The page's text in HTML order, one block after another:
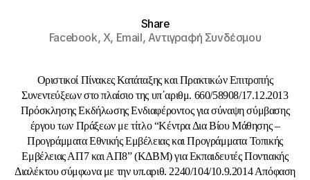
Share
Facebook,X, Email,Αντιγραφή Συνδέσμου
Οριστικοί Πίνακες Κατάταξης και Πρακτικών Επιτροπής
Συνεντεύξεων στο πλαίσιο της υπ΄αριθμ. 660/58908/17.12.2013
Πρόσκλησης Εκδήλωσης Ενδιαφέροντος για σύναψη σύμβασης
έργου των Πράξεων με τίτλο “Κέντρα Δια Βίου Μάθησης –
Προγράμματα Εθνικής Εμβέλειας και Προγράμματα Τοπικής
Εμβέλειας ΑΠ7 και ΑΠ8” (ΚΔΒΜ) για Εκπαιδευτές Ποντιακής
Διαλέκτου σύμφωνα με την υπ.αριθ. 2240/104/10.9.2014 Απόφαση